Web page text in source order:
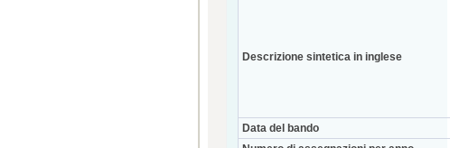
Descrizione sintetica in inglese
Data del bando